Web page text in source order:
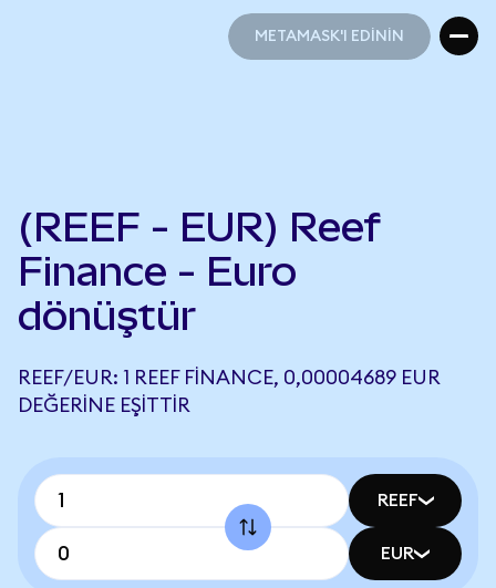
METAMASK'I EDİNİN
(REEF - EUR) Reef
Finance - Euro
dönüştür
REEF/EUR: 1 REEF FINANCE, 0,00004689 EUR
DEĞERINE EŞITTIR
REEF
EUR